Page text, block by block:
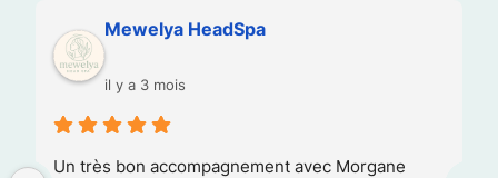
Mewelya HeadSpa
il y a 3 mois
Un très bon accompagnement avec Morgane